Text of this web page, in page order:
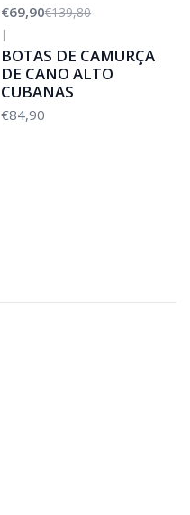
€69,90€139,80
|
BOTAS DE CAMURÇA
DE CANO ALTO
CUBANAS
€84,90